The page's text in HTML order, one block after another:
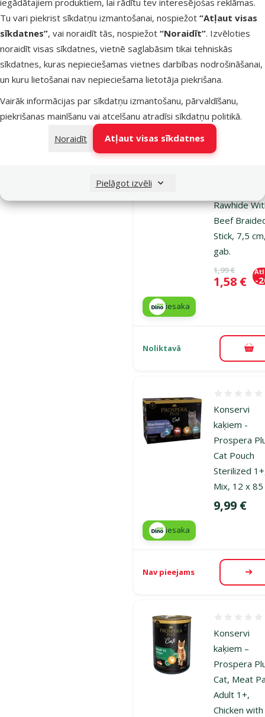
Tu vari piekrist sīkdatņu izmantošanai, nospiežot “Atļaut visas
sīkdatnes”, vai noraidīt tās, nospiežot “Noraidīt”. Izvēloties
noraidīt visas sīkdatnes, vietnē saglabāsim tikai tehniskās
sīkdatnes, kuras nepieciešamas vietnes darbības nodrošināšanai,
un kuru lietošanai nav nepieciešama lietotāja piekrišana.
Vairāk informācijas par sīkdatņu izmantošanu, pārvaldīšanu,
piekrišanas mainīšanu vai atcelšanu atradīsi sīkdatņu politikā.
Noraidīt
Atļaut visas sīkdatnes
Pielāgot izvēli
g
Cena
5,99 €
Noliktavā
Gardums
Rawhide
Beef
Stick, 7,5
gab.
Oriģinālā
1,99 €
Cena
1,58 € -
iesaka
Noliktavā
Konservi
kaķiem -
Prospera
Cat Pouch
Sterilized
Mix, 12 x
Cena
9,99 €
iesaka
Nav pieejams
Konservi
kaķiem –
Prospera
Cat, Meat
Adult 1+,
Chicken with